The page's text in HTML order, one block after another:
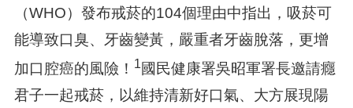
（WHO）發布戒菸的104個理由中指出，吸菸可
能導致口臭、牙齒變黃，嚴重者牙齒脫落，更增
加口腔癌的風險！ 1國民健康署吳昭軍署長邀請癮
君子一起戒菸，以維持清新好口氣、大方展現陽